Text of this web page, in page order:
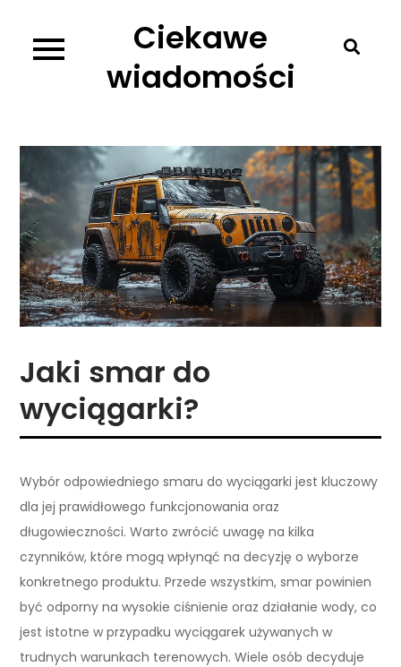
content
Ciekawe
wiadomości
Jaki smar do
wyciągarki?
Wybór odpowiedniego smaru do wyciągarki jest kluczowy
dla jej prawidłowego funkcjonowania oraz
długowieczności. Warto zwrócić uwagę na kilka
czynników, które mogą wpłynąć na decyzję o wyborze
konkretnego produktu. Przede wszystkim, smar powinien
być odporny na wysokie ciśnienie oraz działanie wody, co
jest istotne w przypadku wyciągarek używanych w
trudnych warunkach terenowych. Wiele osób decyduje